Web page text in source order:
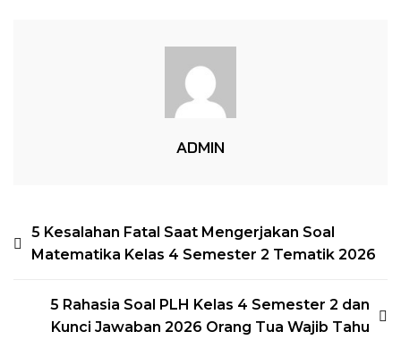
1
Jawaban
Yang
Tua
Di
ADMIN
NAVIGASI
POS
5 Kesalahan Fatal Saat Mengerjakan Soal
Matematika Kelas 4 Semester 2 Tematik 2026
5 Rahasia Soal PLH Kelas 4 Semester 2 dan
Kunci Jawaban 2026 Orang Tua Wajib Tahu